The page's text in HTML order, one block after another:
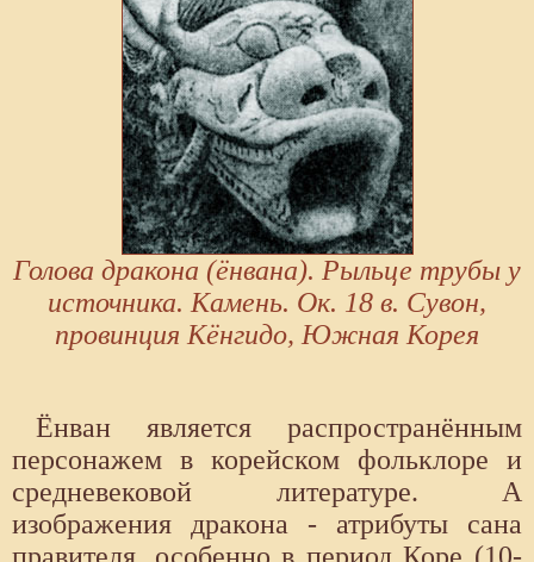
Голова дракона (ёнвана). Рыльце трубы у
источника. Камень. Ок. 18 в. Сувон,
провинция Кёнгидо, Южная Корея
Ёнван является распространённым
персонажем в корейском фольклоре и
средневековой литературе. А
изображения дракона - атрибуты сана